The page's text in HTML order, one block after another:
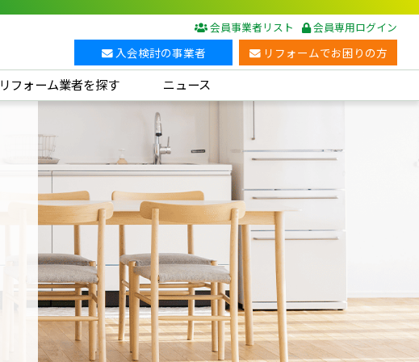
会員事業者リスト 会員専用ログイン
入会検討の事業者 リフォームでお困りの方
リフォーム業者を探す ニュース